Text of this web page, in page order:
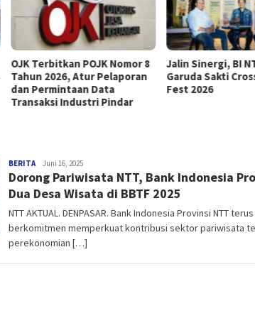
OJK Terbitkan POJK Nomor 8
Tahun 2026, Atur Pelaporan
dan Permintaan Data
Transaksi Industri Pindar
Jalin Sinergi, BI
Garuda Sakti
Fest 2026
BERITANTT
AKTUAL
Juni 16, 2025
Dorong Pariwisata NTT, Bank Indonesia
Dua Desa Wisata di BBTF 2025
NTT AKTUAL. DENPASAR. Bank Indonesia Provinsi NTT terus
berkomitmen memperkuat kontribusi sektor pariwisata
perekonomian […]